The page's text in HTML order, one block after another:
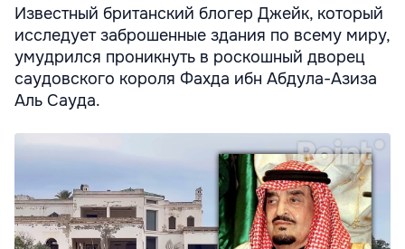
Известный британский блогер Джейк, который
исследует заброшенные здания по всему миру,
умудрился проникнуть в роскошный дворец
саудовского короля Фахда ибн Абдула-Азиза
Аль Сауда.